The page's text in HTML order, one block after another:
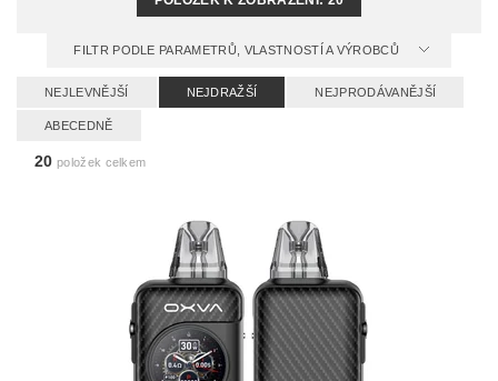
FILTR PODLE PARAMETRŮ, VLASTNOSTÍ A VÝROBCŮ
NEJLEVNĚJŠÍ NEJDRAŽŠÍ NEJPRODÁVANĚJŠÍ
ABECEDNĚ
20 položek celkem